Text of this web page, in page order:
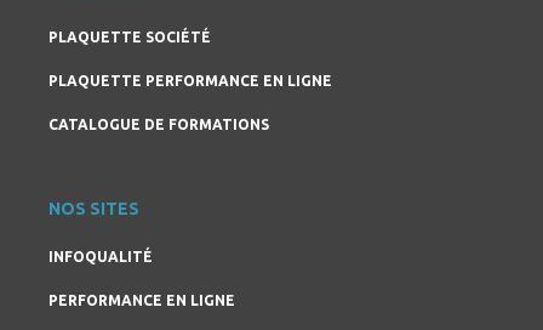
PLAQUETTE SOCIÉTÉ
PLAQUETTE PERFORMANCE EN LIGNE
CATALOGUE DE FORMATIONS
NOS SITES
INFOQUALITÉ
PERFORMANCE EN LIGNE